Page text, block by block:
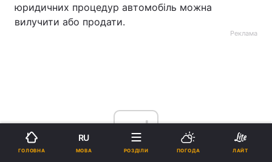
юридичних процедур автомобіль можна
вилучити або продати.
Реклама
ad
ГОЛОВНА
RU
МОВА РОЗДІЛИ ПОГОДА ЛАЙТ